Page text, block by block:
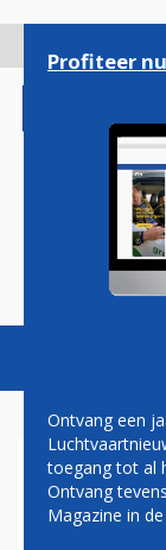
gaan
Magazine
FRED
IN
Profiteer
Ontvang een
toegang tot al
Ontvang
Magazine in